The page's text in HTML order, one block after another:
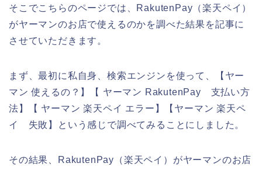
そこでこちらのページでは、RakutenPay（楽天ペイ）
がヤーマンのお店で使えるのかを調べた結果を記事に
させていただきます。
まず、最初に私自身、検索エンジンを使って、【ヤー
マン 使えるの？】【 ヤーマン RakutenPay 支払い方
法】【 ヤーマン 楽天ペイ エラー】【ヤーマン 楽天ペ
イ 失敗】という感じで調べてみることにしました。
その結果、RakutenPay（楽天ペイ）がヤーマンのお店